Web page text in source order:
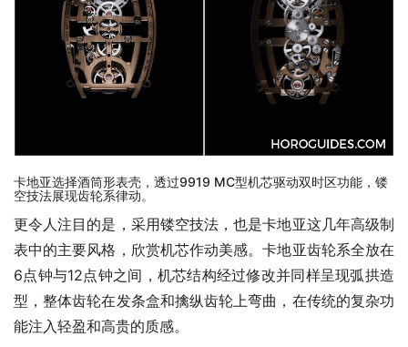
卡地亚选择酒筒形表壳，透过9919 MC型机芯驱动双时区功能，镂
空技法展现齿轮系律动。
更令人注目的是，采用镂空技法，也是卡地亚这几年高级制
表中的主要风格，欣赏机芯作动美感。卡地亚齿轮系全放在
6点钟与12点钟之间，机芯结构经过修改并同样呈现弧拱造
型，整体齿轮在发条盒和擒纵齿轮上弯曲，在传统的复杂功
能注入轻盈和高贵的质感。